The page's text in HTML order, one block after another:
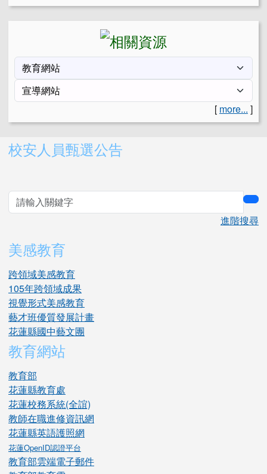
[ more... ]
右邊區域內容
校安人員甄選公告
進階搜尋
美感教育
跨領域美感教育
105年跨領域成果
視覺形式美感教育
藝才班優質發展計畫
花蓮縣國中藝文團
教育網站
教育部
花蓮縣教育處
花蓮校務系統(全誼)
教師在職進修資訊網
花蓮縣英語護照網
花蓮OpenID認證平台
教育部雲端電子郵件